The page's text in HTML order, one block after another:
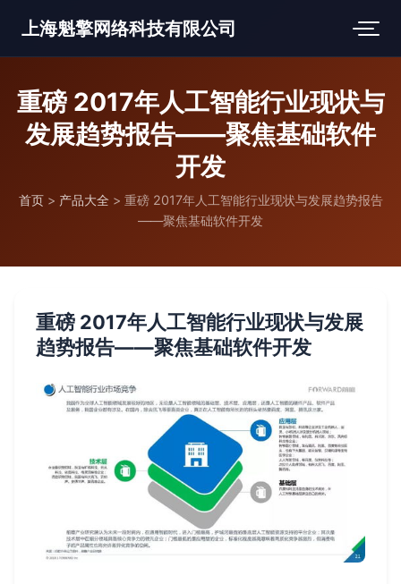
上海魁擎网络科技有限公司
重磅 2017年人工智能行业现状与
发展趋势报告——聚焦基础软件
开发
首页 > 产品大全 > 重磅 2017年人工智能行业现状与发展趋势报告
——聚焦基础软件开发
重磅 2017年人工智能行业现状与发展
趋势报告——聚焦基础软件开发